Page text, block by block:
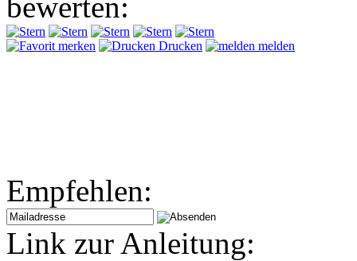
merken Drucken melden
Empfehlen:
Link zur Anleitung: